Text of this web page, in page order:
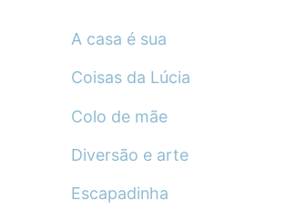
A casa é sua
Coisas da Lúcia
Colo de mãe
Diversão e arte
Escapadinha